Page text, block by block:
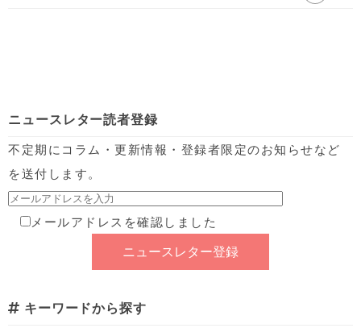
ニュースレター読者登録
不定期にコラム・更新情報・登録者限定のお知らせなど
を送付します。
メールアドレスを確認しました
キーワードから探す